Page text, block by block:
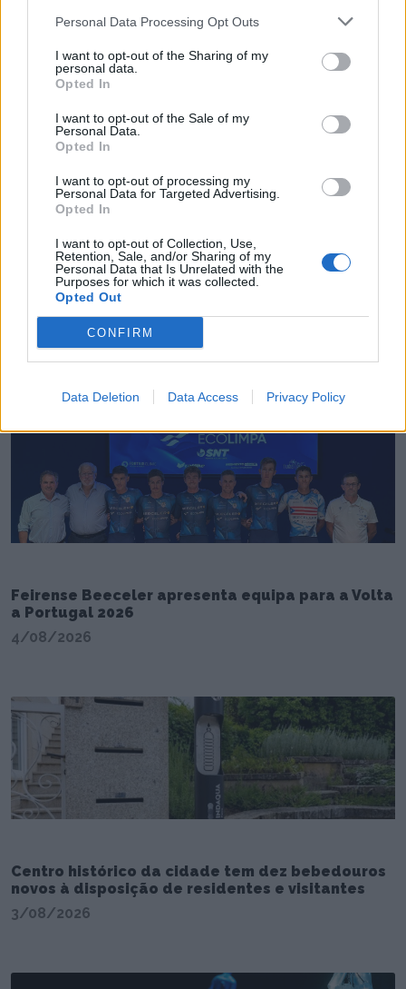
Personal Data Processing Opt Outs
I want to opt-out of the Sharing of my
personal data.
Opted In
I want to opt-out of the Sale of my
Personal Data.
Opted In
I want to opt-out of processing my
Personal Data for Targeted Advertising.
Opted In
I want to opt-out of Collection, Use,
Retention, Sale, and/or Sharing of my
Personal Data that Is Unrelated with the
Purposes for which it was collected.
Opted Out
CONFIRM
Data Deletion Data Access Privacy Policy
aos primeiros infantes nascidos no hospital da
Radares de Velocidade | Feira | agosto 2026
5/08/2026
Feirense Beeceler apresenta equipa para a Volta
a Portugal 2026
4/08/2026
Centro histórico da cidade tem dez bebedouros
novos à disposição de residentes e visitantes
3/08/2026